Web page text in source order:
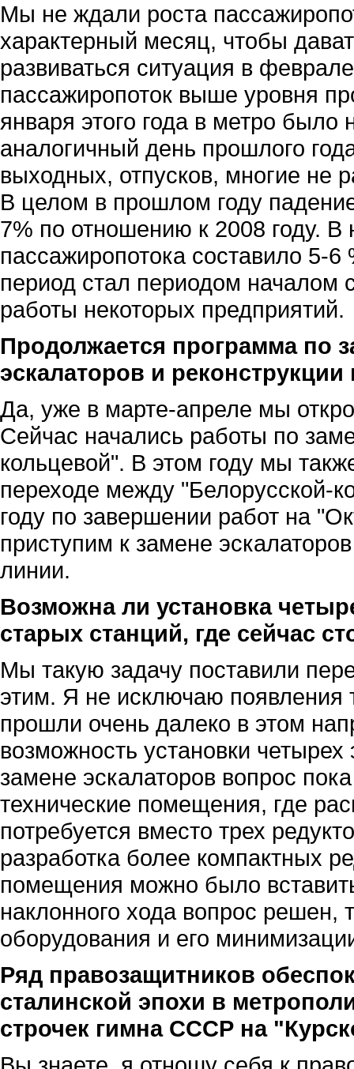
Мы не ждали роста
характерный месяц, чтобы
развиваться ситуация в
пассажиропоток выше уровня
января этого года в метро
аналогичный день прошлого
выходных, отпусков, многие не
В целом в прошлом году
7% по отношению к 2008 году.
пассажиропотока составило 5-
период стал периодом началом
работы некоторых предприятий.
Продолжается программа по
эскалаторов и
Да, уже в марте-апреле мы
Сейчас начались работы по
кольцевой". В этом году мы
переходе между "Белорусской-
году по завершении работ на
приступим к замене
линии.
Возможна ли установка
старых станций, где сейчас
Мы такую задачу поставили
этим. Я не исключаю появления
прошли очень далеко в этом
возможность установки
замене эскалаторов вопрос
технические помещения, где
потребуется вместо трех
разработка более компактных
помещения можно было
наклонного хода вопрос
оборудования и его
Ряд правозащитников
сталинской эпохи в
строчек гимна СССР на